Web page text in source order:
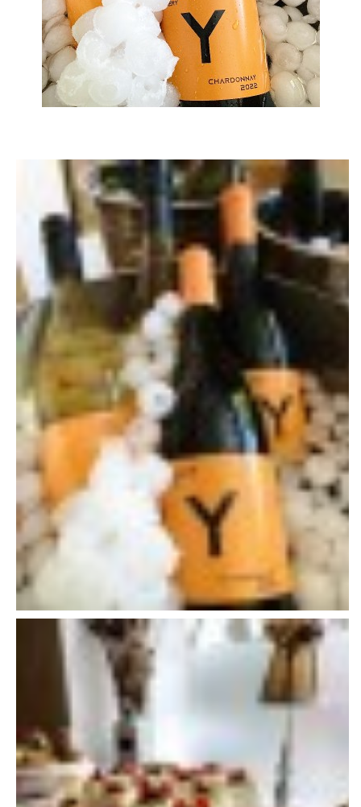
VÍNA OD NAŠICH DODAVATELŮ
Boženy Němcové 1492
407 47 VARNSDORF
723 581 881
© 2026 eStránky.cz |RSS Aktualizováno: 20. 7. 2026